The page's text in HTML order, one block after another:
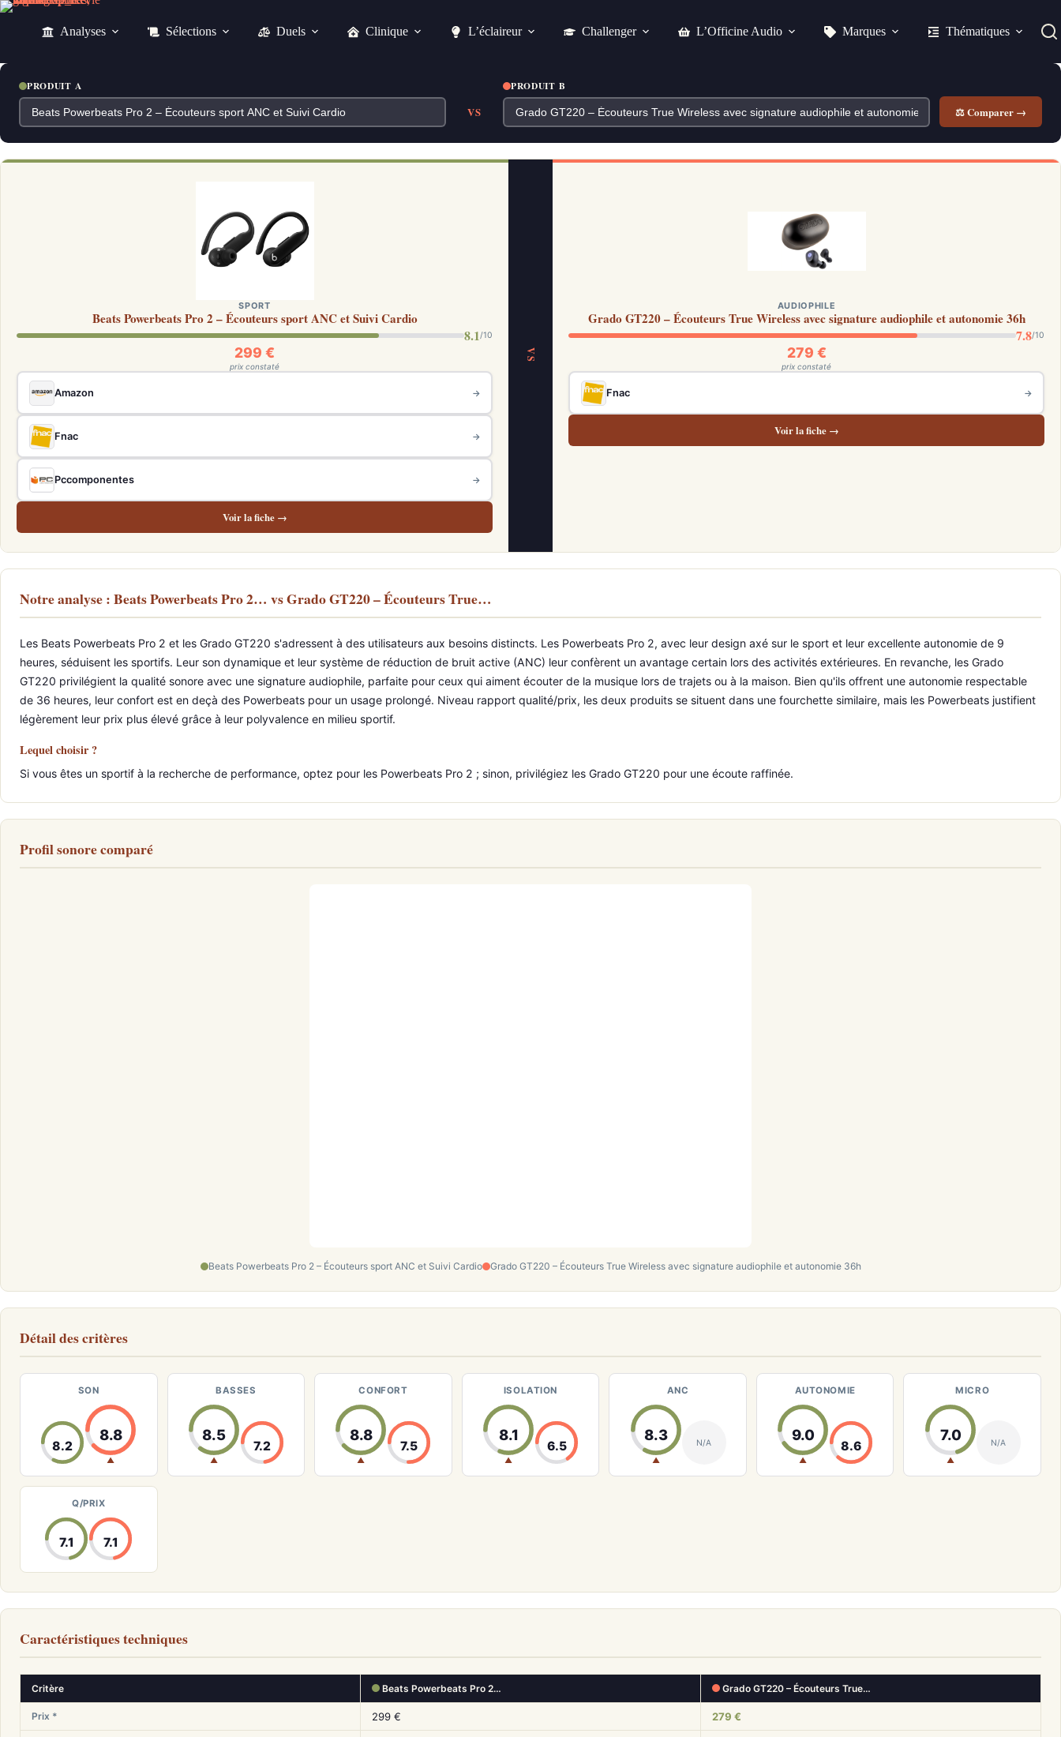
Passer
Analyses Sélections Duels Clinique L’éclaireur Challenger L’Officine Audio Marques Thématiques
PRODUIT A
VS
PRODUIT B
⚖ Comparer →
SPORT
Beats Powerbeats Pro 2 – Écouteurs sport ANC et Suivi Cardio
8.1/10
299 €
prix constaté
Amazon →
Fnac →
Pccomponentes →
Voir la fiche →
VS
AUDIOPHILE
Grado GT220 – Écouteurs True Wireless avec signature audiophile et autonomie 36h
7.8/10
279 €
prix constaté
Fnac →
Voir la fiche →
Notre analyse : Beats Powerbeats Pro 2… vs Grado GT220 – Écouteurs True…
Les Beats Powerbeats Pro 2 et les Grado GT220 s'adressent à des utilisateurs aux besoins distincts. Les Powerbeats Pro 2, avec leur design axé sur le sport et leur excellente autonomie de 9
heures, séduisent les sportifs. Leur son dynamique et leur système de réduction de bruit active (ANC) leur confèrent un avantage certain lors des activités extérieures. En revanche, les Grado
GT220 privilégient la qualité sonore avec une signature audiophile, parfaite pour ceux qui aiment écouter de la musique lors de trajets ou à la maison. Bien qu'ils offrent une autonomie respectable
de 36 heures, leur confort est en deçà des Powerbeats pour un usage prolongé. Niveau rapport qualité/prix, les deux produits se situent dans une fourchette similaire, mais les Powerbeats justifient
légèrement leur prix plus élevé grâce à leur polyvalence en milieu sportif.
Lequel choisir ?
Si vous êtes un sportif à la recherche de performance, optez pour les Powerbeats Pro 2 ; sinon, privilégiez les Grado GT220 pour une écoute raffinée.
Profil sonore comparé
Beats Powerbeats Pro 2 – Écouteurs sport ANC et Suivi Cardio Grado GT220 – Écouteurs True Wireless avec signature audiophile et autonomie 36h
Détail des critères
SON
8.2
8.8
▲
BASSES
8.5
▲
7.2
CONFORT
8.8
▲
7.5
ISOLATION
8.1
▲
6.5
ANC
8.3
▲
N/A
AUTONOMIE
9.0
▲
8.6
MICRO
7.0
▲
N/A
Q/PRIX
7.1 7.1
Caractéristiques techniques
Critère Beats Powerbeats Pro 2… Grado GT220 – Écouteurs True…
Prix * 299 € 279 €